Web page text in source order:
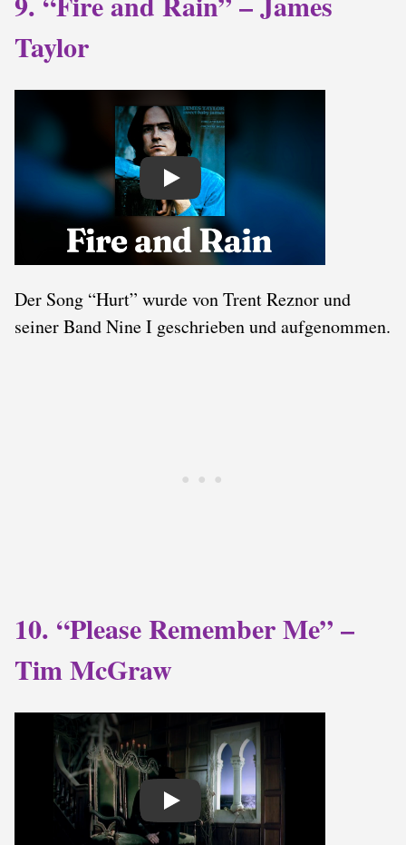
Taylor
Play
Der Song “Hurt” wurde von Trent Reznor und
seiner Band Nine I geschrieben und aufgenommen.
10. “Please Remember Me” –
Tim McGraw
Play